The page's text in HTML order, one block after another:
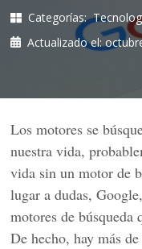
Categorías:
Actualizado el:
Los motores se
nuestra vida,
vida sin un motor de
lugar a dudas,
motores de búsqueda
De hecho, hay más